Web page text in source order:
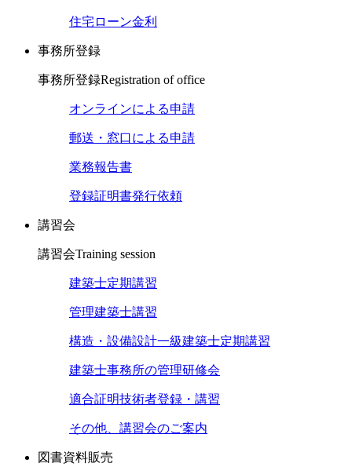
住宅ローン金利
事務所登録
事務所登録Registration of office
オンラインによる申請
郵送・窓口による申請
業務報告書
登録証明書発行依頼
講習会
講習会Training session
建築士定期講習
管理建築士講習
構造・設備設計一級建築士定期講習
建築士事務所の管理研修会
適合証明技術者登録・講習
その他、講習会のご案内
図書資料販売